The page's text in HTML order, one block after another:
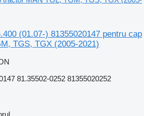
(01.07-) 81355020147 pentru cap
TGS, TGX (2005-2021)
81.35502-0252 81355020252